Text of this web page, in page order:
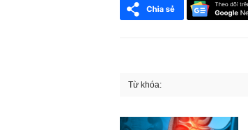
Từ khóa: